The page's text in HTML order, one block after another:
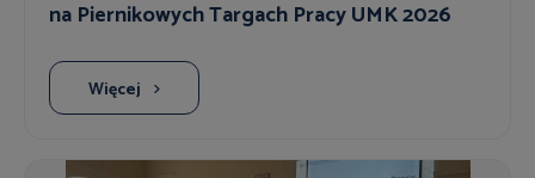
na Piernikowych Targach Pracy UMK 2026
Więcej